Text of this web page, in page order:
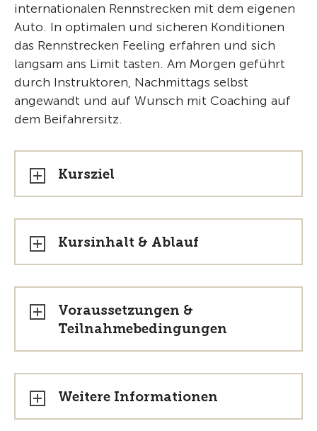
internationalen Rennstrecken mit dem eigenen
Auto. In optimalen und sicheren Konditionen
das Rennstrecken Feeling erfahren und sich
langsam ans Limit tasten. Am Morgen geführt
durch Instruktoren, Nachmittags selbst
angewandt und auf Wunsch mit Coaching auf
dem Beifahrersitz.
Kursziel
Kursinhalt & Ablauf
Voraussetzungen &
Teilnahmebedingungen
Weitere Informationen